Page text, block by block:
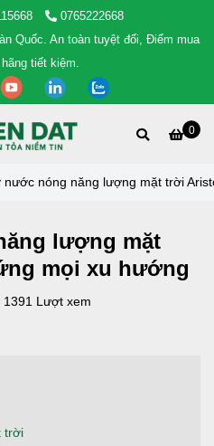
0765222668
Quốc. An toàn tuyệt đối, Điểm mua
tiết kiệm.
0
nước nóng năng lượng mặt trời
lượng mặt
mọi xu hướng
1391 Lượt xem
trời